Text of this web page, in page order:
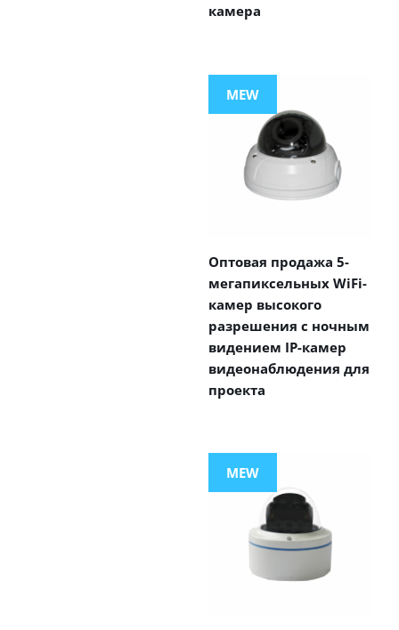
камера
MEW
Оптовая продажа 5-
мегапиксельных WiFi-
камер высокого
разрешения с ночным
видением IP-камер
видеонаблюдения для
проекта
MEW